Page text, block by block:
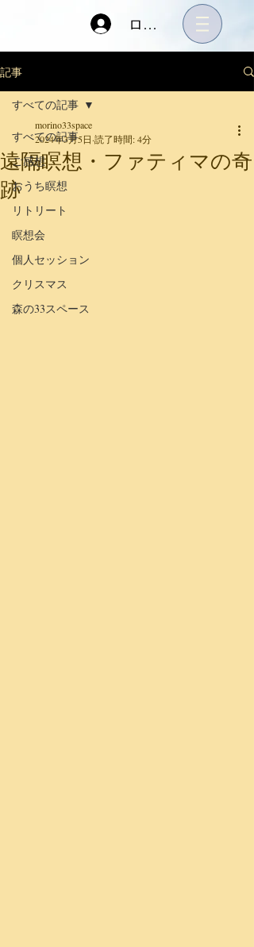
ログイン
記事
すべての記事
ご感想
おうち瞑想
リトリート
瞑想会
個人セッション
クリスマス
森の33スペース
すべての記事
遠隔瞑想・ファティマの奇
跡
morino33space
2024年3月5日 読了時間: 4分